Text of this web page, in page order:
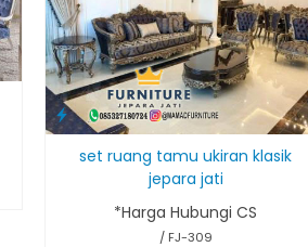
set ruang tamu ukiran klasik
jepara jati
*Harga Hubungi CS
/ FJ-309